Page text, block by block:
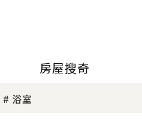
房屋搜奇
浴室